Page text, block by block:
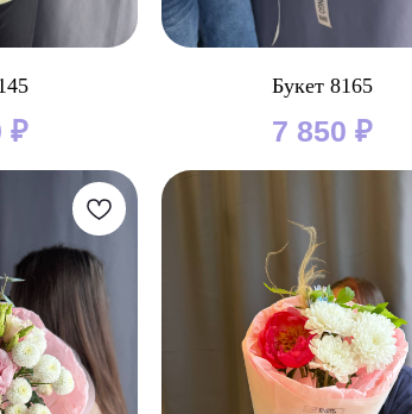
₽
Букет 8165
7 850 ₽